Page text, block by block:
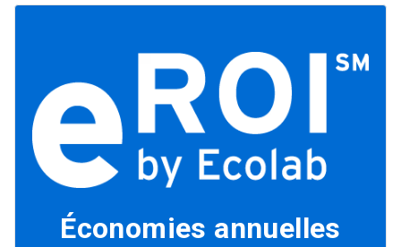
Économies annuelles